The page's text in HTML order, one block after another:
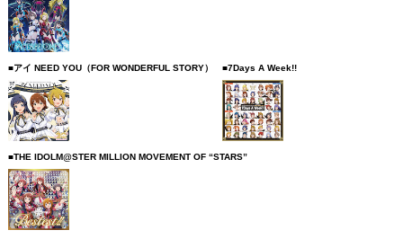
■アイ NEED YOU（FOR WONDERFUL STORY） ■7Days A Week!!
■THE IDOLM@STER MILLION MOVEMENT OF “STARS”